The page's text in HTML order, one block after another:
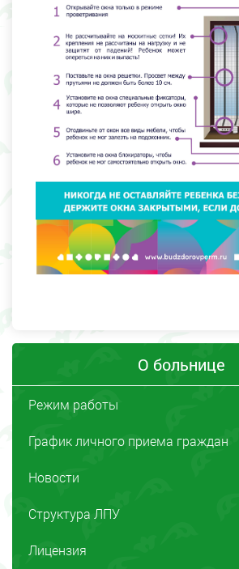
О больнице
Режим работы
График личного приема граждан
Новости
Структура ЛПУ
Лицензия